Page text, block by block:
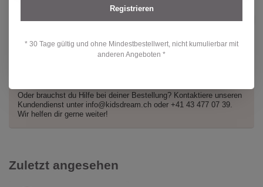
Color Kids Skihose W/POCKETS
Diva Pink
Oder brauchst du Hilfe bei deiner Bestellung? Kontaktiere unseren
Kundendienst unter info@kidsdream.ch oder +41 43 477 07 39.
Wir helfen dir gerne weiter!
Zuletzt angesehen
Registrieren
* 30 Tage gültig und ohne Mindestbestellwert, nicht kumulierbar mit
anderen Angeboten *